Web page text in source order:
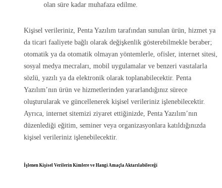
olan süre kadar muhafaza edilme.
Kişisel verileriniz, Penta Yazılım tarafından sunulan ürün, hizmet ya
da ticari faaliyete bağlı olarak değişkenlik gösterebilmekle beraber;
otomatik ya da otomatik olmayan yöntemlerle, ofisler, internet sitesi,
sosyal medya mecraları, mobil uygulamalar ve benzeri vasıtalarla
sözlü, yazılı ya da elektronik olarak toplanabilecektir. Penta
Yazılım’nın ürün ve hizmetlerinden yararlandığınız sürece
oluşturularak ve güncellenerek kişisel verileriniz işlenebilecektir.
Ayrıca, internet sitemizi ziyaret ettiğinizde, Penta Yazılım’nın
düzenlediği eğitim, seminer veya organizasyonlara katıldığınızda
kişisel verileriniz işlenebilecektir.
İşlenen Kişisel Verilerin Kimlere ve Hangi Amaçla Aktarılabileceği